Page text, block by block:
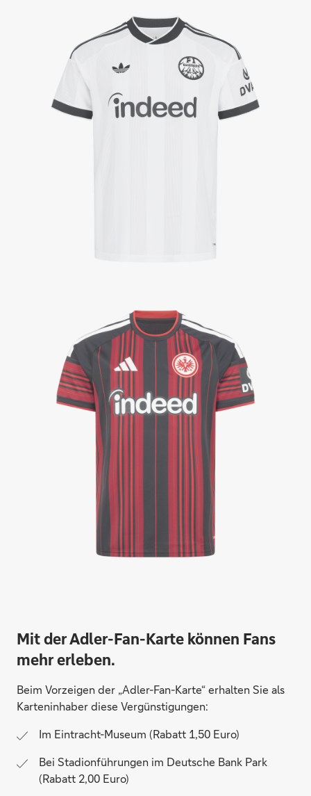
Mit der Adler-Fan-Karte können Fans
mehr erleben.
Beim Vorzeigen der „Adler-Fan-Karte“ erhalten Sie als
Karteninhaber diese Vergünstigungen:
Im Eintracht-Museum (Rabatt 1,50 Euro)
Bei Stadionführungen im Deutsche Bank Park
(Rabatt 2,00 Euro)